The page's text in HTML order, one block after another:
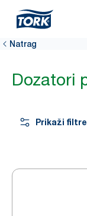
Natrag
Dozatori
Prikaži filtre